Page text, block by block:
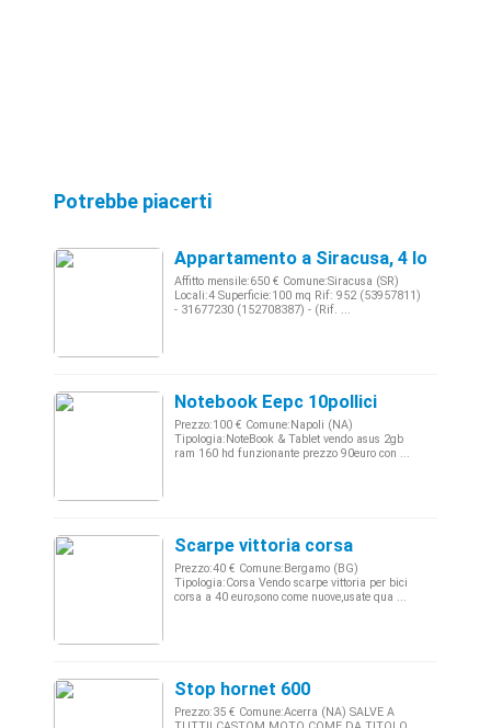
Potrebbe piacerti
Appartamento a Siracusa, 4 locali
Affitto mensile:650 € Comune:Siracusa (SR)
Locali:4 Superficie:100 mq Rif: 952 (53957811)
- 31677230 (152708387) - (Rif. ...
Notebook Eepc 10pollici
Prezzo:100 € Comune:Napoli (NA)
Tipologia:NoteBook & Tablet vendo asus 2gb
ram 160 hd funzionante prezzo 90euro con ...
Scarpe vittoria corsa
Prezzo:40 € Comune:Bergamo (BG)
Tipologia:Corsa Vendo scarpe vittoria per bici
corsa a 40 euro,sono come nuove,usate qua ...
Stop hornet 600
Prezzo:35 € Comune:Acerra (NA) SALVE A